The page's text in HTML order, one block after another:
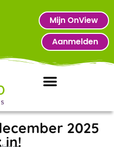
Mijn OnView
Aanmelden
2025
in!